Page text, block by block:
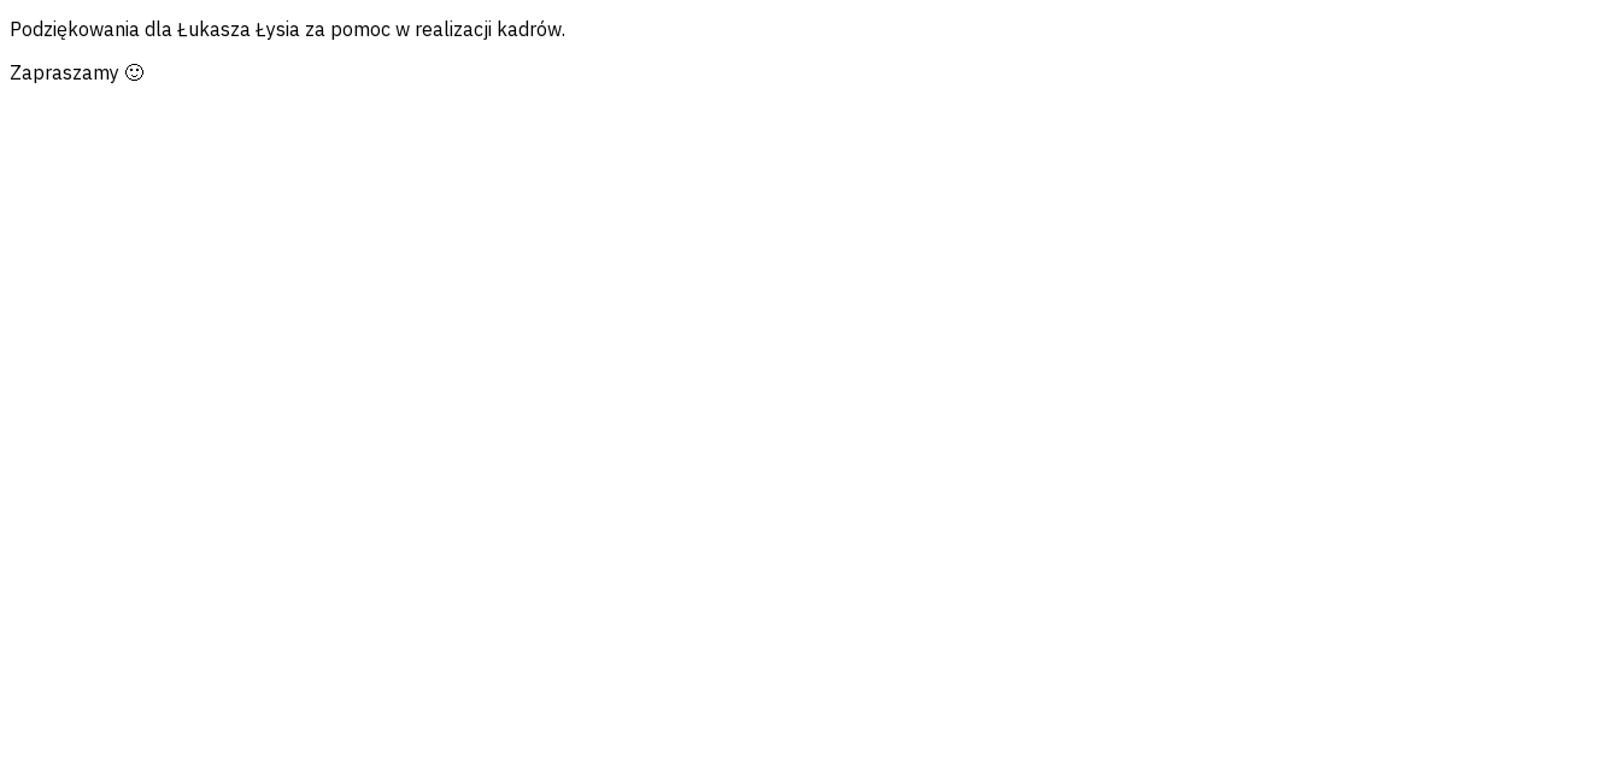
Podziękowania dla Łukasza Łysia za pomoc w realizacji kadrów.
Zapraszamy 🙂